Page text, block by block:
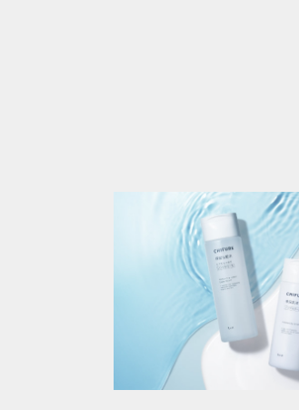
いつも正直に
全成分・分量・配合目的を
「安心してちふれをお使いい
性を追求しています。例えば
年月もわかりやすく容器に表